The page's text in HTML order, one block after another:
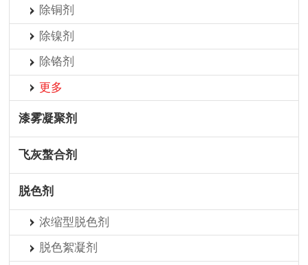
除铜剂
除镍剂
除铬剂
更多
漆雾凝聚剂
飞灰螯合剂
脱色剂
浓缩型脱色剂
脱色絮凝剂